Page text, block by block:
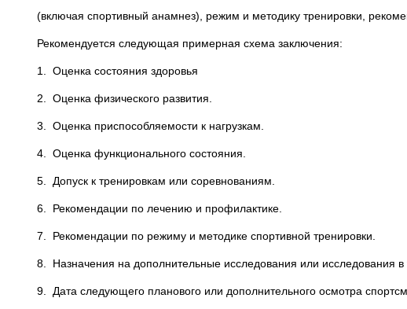
(включая спортивный анамнез), режим и методику тренировки,
Рекомендуется следующая примерная схема заключения:
1. Оценка состояния здоровья
2. Оценка физического развития.
3. Оценка приспособляемости к нагрузкам.
4. Оценка функционального состояния.
5. Допуск к тренировкам или соревнованиям.
6. Рекомендации по лечению и профилактике.
7. Рекомендации по режиму и методике спортивной тренировки.
8. Назначения на дополнительные исследования или исследования в
9. Дата следующего планового или дополнительного осмотра